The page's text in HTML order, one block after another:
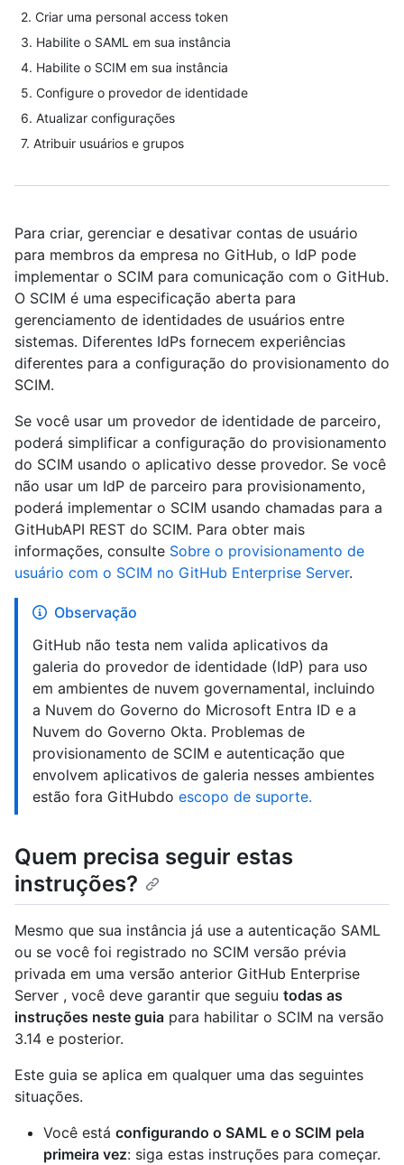
2. Criar uma personal access token
3. Habilite o SAML em sua instância
4. Habilite o SCIM em sua instância
5. Configure o provedor de identidade
6. Atualizar configurações
7. Atribuir usuários e grupos
Para criar, gerenciar e desativar contas de usuário
para membros da empresa no GitHub, o IdP pode
implementar o SCIM para comunicação com o GitHub.
O SCIM é uma especificação aberta para
gerenciamento de identidades de usuários entre
sistemas. Diferentes IdPs fornecem experiências
diferentes para a configuração do provisionamento do
SCIM.
Se você usar um provedor de identidade de parceiro,
poderá simplificar a configuração do provisionamento
do SCIM usando o aplicativo desse provedor. Se você
não usar um IdP de parceiro para provisionamento,
poderá implementar o SCIM usando chamadas para a
GitHubAPI REST do SCIM. Para obter mais
informações, consulte Sobre o provisionamento de
usuário com o SCIM no GitHub Enterprise Server.
Observação
GitHub não testa nem valida aplicativos da
galeria do provedor de identidade (IdP) para uso
em ambientes de nuvem governamental, incluindo
a Nuvem do Governo do Microsoft Entra ID e a
Nuvem do Governo Okta. Problemas de
provisionamento de SCIM e autenticação que
envolvem aplicativos de galeria nesses ambientes
estão fora GitHubdo escopo de suporte.
Quem precisa seguir estas
instruções?
Mesmo que sua instância já use a autenticação SAML
ou se você foi registrado no SCIM versão prévia
privada em uma versão anterior GitHub Enterprise
Server , você deve garantir que seguiu todas as
instruções neste guia para habilitar o SCIM na versão
3.14 e posterior.
Este guia se aplica em qualquer uma das seguintes
situações.
Você está configurando o SAML e o SCIM pela
primeira vez: siga estas instruções para começar.